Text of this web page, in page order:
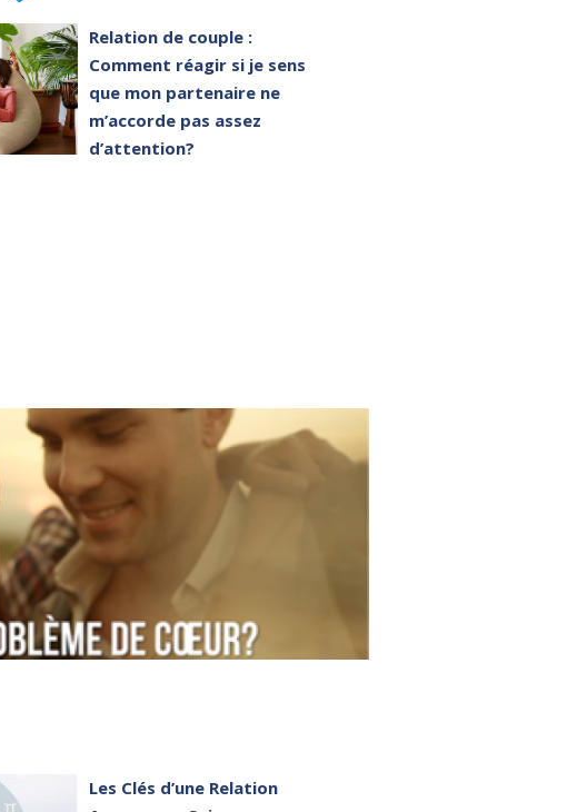
Relation de couple :
Comment réagir si je sens
que mon partenaire ne
m’accorde pas assez
d’attention?
Les Clés d’une Relation